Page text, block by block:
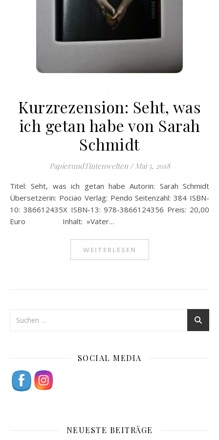
.
Kurzrezension: Seht, was
ich getan habe von Sarah
Schmidt
PapierundTintenwelten / Mai 5, 2018
Titel: Seht, was ich getan habe Autorin: Sarah Schmidt
Übersetzerin: Pociao Verlag: Pendo Seitenzahl: 384 ISBN-
10: 386612435X ISBN-13: 978-3866124356 Preis: 20,00
Euro Inhalt: »Vater…
WEITERLESEN
SOCIAL MEDIA
NEUESTE BEITRÄGE